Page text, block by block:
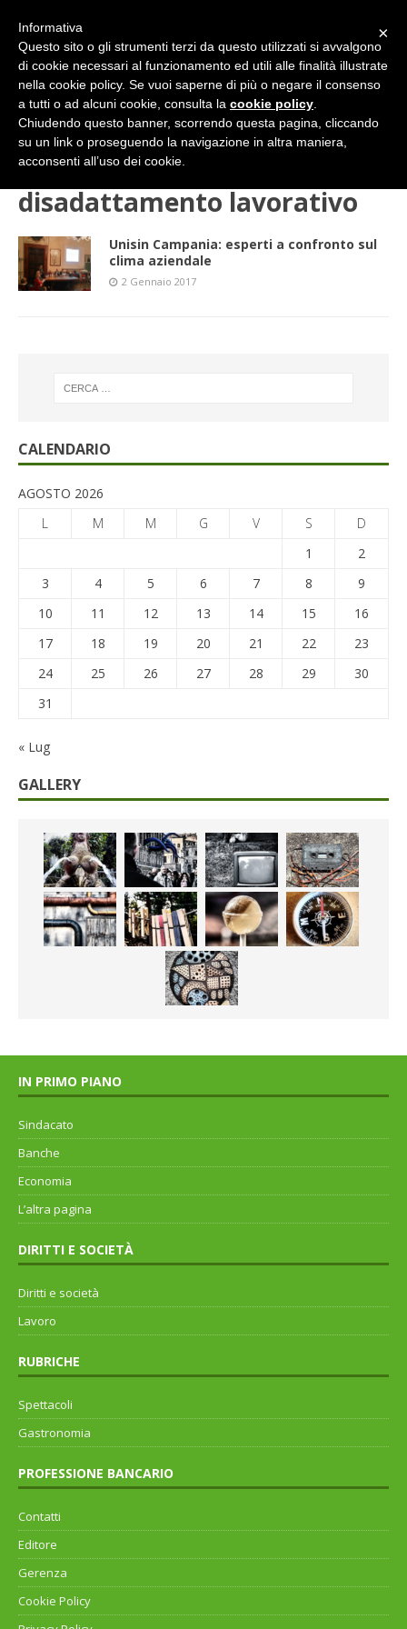
disadattamento lavorativo
disadattamento lavorativo
Unisin Campania: esperti a confronto sul
clima aziendale
2 Gennaio 2017
CALENDARIO
AGOSTO 2026
L
M M G V S
D
1
2
3
4 5 6 7 8
9
10
11 12 13 14 15
16
17
18 19 20 21 22
23
24
25 26 27 28 29
30
31
« Lug
GALLERY
IN PRIMO PIANO
Sindacato
Banche
Economia
L’altra pagina
DIRITTI E SOCIETÀ
Diritti e società
Lavoro
RUBRICHE
Spettacoli
Gastronomia
PROFESSIONE BANCARIO
Contatti
Editore
Gerenza
Cookie Policy
×
Informativa
Questo sito o gli strumenti terzi da questo utilizzati si avvalgono
di cookie necessari al funzionamento ed utili alle finalità illustrate
nella cookie policy. Se vuoi saperne di più o negare il consenso
a tutti o ad alcuni cookie, consulta la cookie policy
Chiudendo questo banner, scorrendo questa pagina, cliccando
su un link o proseguendo la navigazione in altra maniera,
acconsenti all’uso dei cookie.